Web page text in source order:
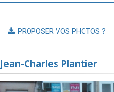
PROPOSER VOS PHOTOS ?
Jean-Charles Plantier